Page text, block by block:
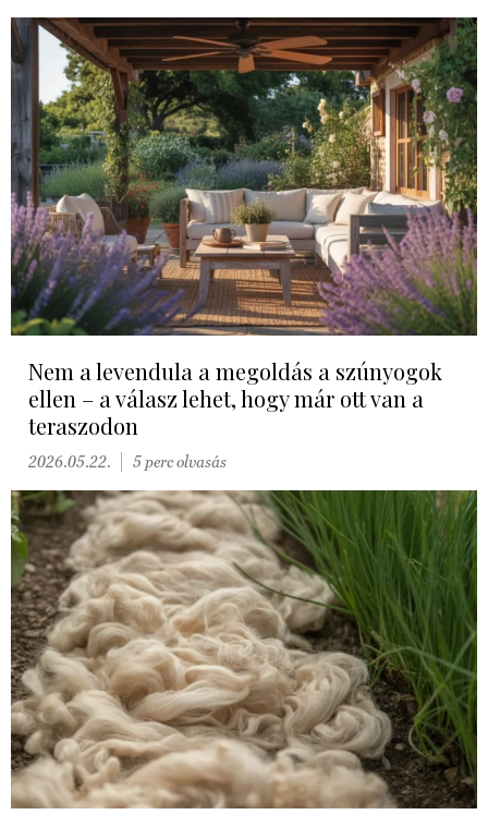
Nem a levendula a megoldás a szúnyogok
ellen – a válasz lehet, hogy már ott van a
teraszodon
2026.05.22. 5 perc olvasás